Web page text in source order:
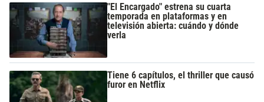
"El Encargado" estrena su cuarta
temporada en plataformas y en
televisión abierta: cuándo y dónde
verla
Tiene 6 capítulos, el thriller que causó
furor en Netflix